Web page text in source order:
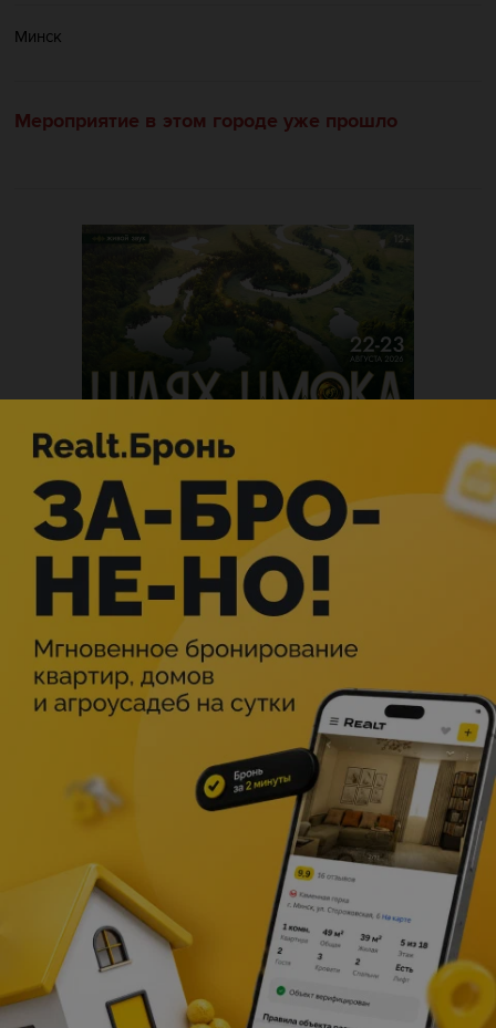
Минск
Мероприятие в этом городе уже прошло
Спектакль на белорусском языке.
Гастроли Гродненского Областного Драматического
Театра.
Режиссеры-постановщики-Оксана Машинкова, Ольга
Художник — постановщик-Ирина Шабатенко.
Музыкальное оформление, аранжировка — Анатолий
Кандыба.
Балетмейстер-Евгений Якуш.
Главные герои — это не простые баба и черт, это
напарники, которые заключили договор, чтобы
поссорить между собой «молодых». Но смогут ли они